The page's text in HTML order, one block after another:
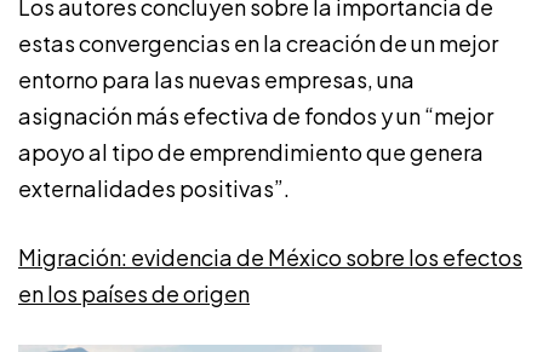
Los autores concluyen sobre la importancia de
estas convergencias en la creación de un mejor
entorno para las nuevas empresas, una
asignación más efectiva de fondos y un “mejor
apoyo al tipo de emprendimiento que genera
externalidades positivas”.
Migración: evidencia de México sobre los efectos
en los países de origen